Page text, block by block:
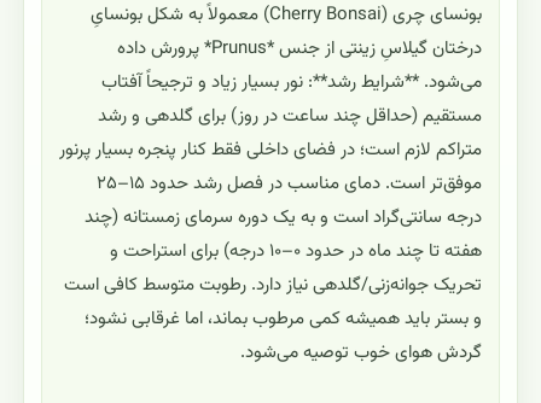
بونسای چری (Cherry Bonsai) معمولاً به شکل بونسایِ
درختان گیلاسِ زینتی از جنس *Prunus* پرورش داده
می‌شود. **شرایط رشد**: نور بسیار زیاد و ترجیحاً آفتاب
مستقیم (حداقل چند ساعت در روز) برای گلدهی و رشد
متراکم لازم است؛ در فضای داخلی فقط کنار پنجره بسیار پرنور
موفق‌تر است. دمای مناسب در فصل رشد حدود ۱۵–۲۵
درجه سانتی‌گراد است و به یک دوره سرمای زمستانه (چند
هفته تا چند ماه در حدود ۰–۱۰ درجه) برای استراحت و
تحریک جوانه‌زنی/گلدهی نیاز دارد. رطوبت متوسط کافی است
و بستر باید همیشه کمی مرطوب بماند، اما غرقابی نشود؛
گردش هوای خوب توصیه می‌شود.